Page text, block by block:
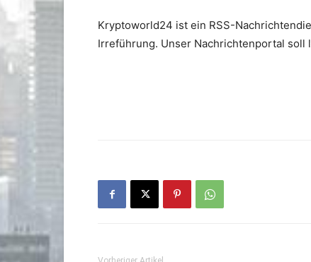
Kryptoworld24 ist ein RSS-
Irreführung. Unser Nachrichtenportal